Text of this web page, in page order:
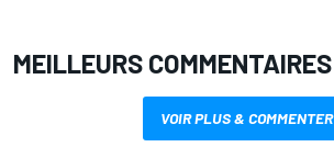
MEILLEURS COMMENTAIRES
VOIR PLUS & COMMENTER